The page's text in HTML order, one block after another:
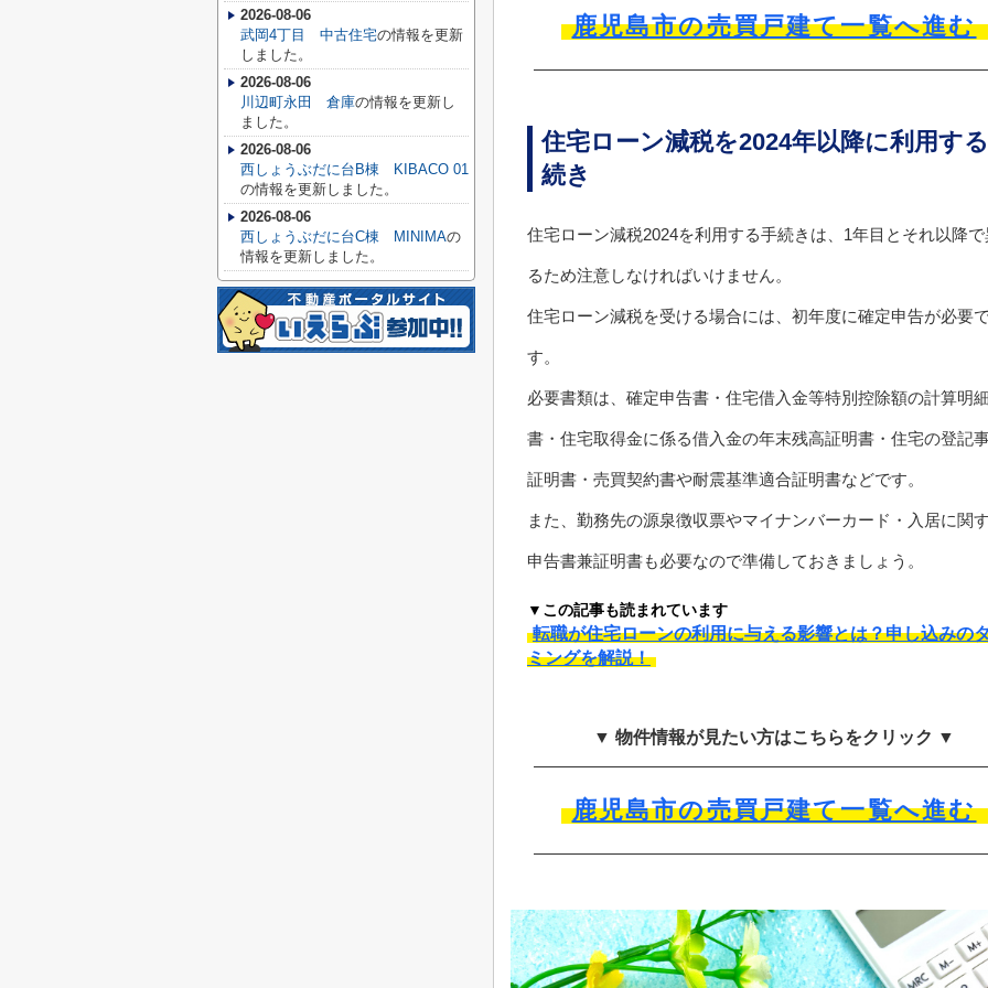
鹿児島市の売買戸建て一覧へ進む
住宅ローン減税を2024年以降に利用す
続き
住宅ローン減税2024を利用する手続きは、1年目とそれ以降で
るため注意しなければいけません。
住宅ローン減税を受ける場合には、初年度に確定申告が必要
す。
必要書類は、確定申告書・住宅借入金等特別控除額の計算明細
書・住宅取得金に係る借入金の年末残高証明書・住宅の登記
証明書・売買契約書や耐震基準適合証明書などです。
また、勤務先の源泉徴収票やマイナンバーカード・入居に関
申告書兼証明書も必要なので準備しておきましょう。
▼この記事も読まれています
転職が住宅ローンの利用に与える影響とは？申し込みの
ミングを解説！
▼ 物件情報が見たい方はこちらをクリック ▼
鹿児島市の売買戸建て一覧へ進む
2026-08-06
武岡4丁目 中古住宅の情報を更新
しました。
2026-08-06
川辺町永田 倉庫の情報を更新し
ました。
2026-08-06
西しょうぶだに台B棟 KIBACO 01
の情報を更新しました。
2026-08-06
西しょうぶだに台C棟 MINIMAの
情報を更新しました。